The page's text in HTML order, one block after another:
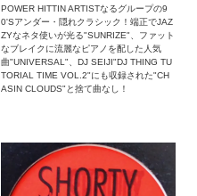
POWER HITTIN ARTISTなるグループの9
0'Sアンダー・隠れクラシック！端正でJAZ
ZYなネタ使いが光る"SUNRIZE"、ファット
なブレイクに流麗なピアノを配した人気
曲"UNIVERSAL"、DJ SEIJI"DJ THING TU
TORIAL TIME VOL.2"にも収録された"CH
ASIN CLOUDS"と捨て曲なし！